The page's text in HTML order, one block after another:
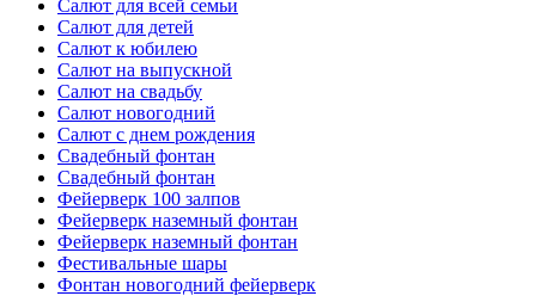
Салют для всей семьи
Салют для детей
Салют к юбилею
Салют на выпускной
Салют на свадьбу
Салют новогодний
Салют с днем рождения
Свадебный фонтан
Свадебный фонтан
Фейерверк 100 залпов
Фейерверк наземный фонтан
Фейерверк наземный фонтан
Фестивальные шары
Фонтан новогодний фейерверк